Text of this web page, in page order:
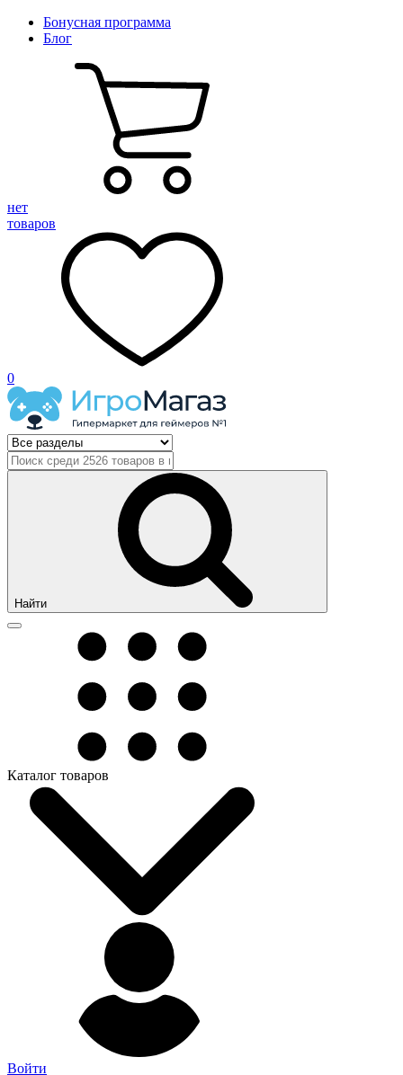
Бонусная программа
Блог
нет
товаров
0
Найти
Каталог товаров
Войти